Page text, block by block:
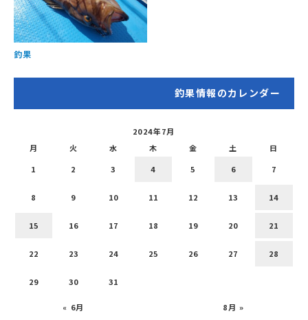
釣果
釣果情報のカレンダー
2024年7月
月
火 水 木 金 土 日
« 6月 8月 »
1 2 3 4 5 6 7
8 9 10 11 12 13 14
15 16 17 18 19 20 21
22 23 24 25 26 27 28
29 30 31